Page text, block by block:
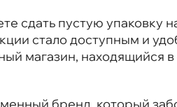
сдать пустую упаковку
стало доступным и
магазин, находящийся в
бренд, который